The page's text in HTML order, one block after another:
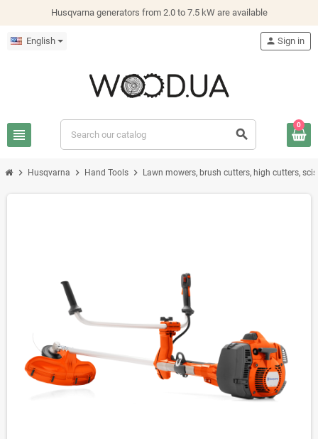
Husqvarna generators from 2.0 to 7.5 kW are available
English
view_headline search
person Sign in
0
chevron_right Husqvarna chevron_right Hand Tools chevron_right Lawn mowers, brush cutters, high cutters,